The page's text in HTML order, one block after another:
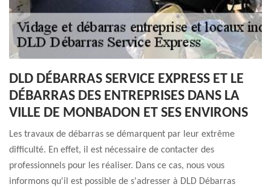
DLD DÉBARRAS SERVICE EXPRESS ET LE
DÉBARRAS DES ENTREPRISES DANS LA
VILLE DE MONBADON ET SES ENVIRONS
Les travaux de débarras se démarquent par leur extrême
difficulté. En effet, il est nécessaire de contacter des
professionnels pour les réaliser. Dans ce cas, nous vous
informons qu'il est possible de s'adresser à DLD Débarras